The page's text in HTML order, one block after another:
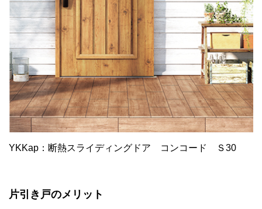
YKKap：断熱スライディングドア コンコード Ｓ30
片引き戸のメリット